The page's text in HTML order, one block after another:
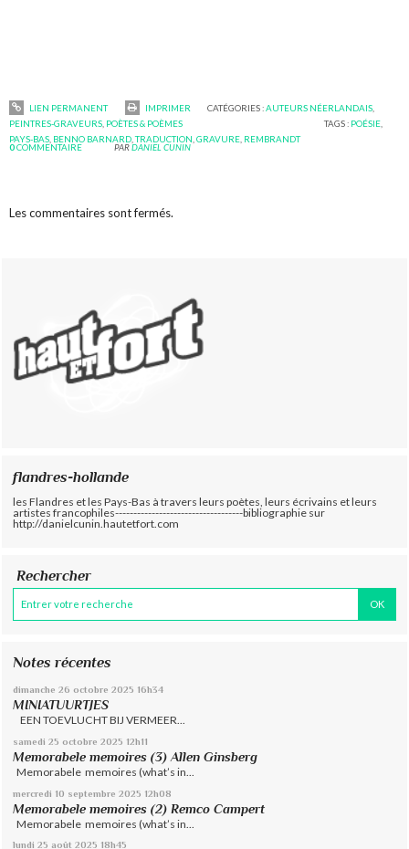
LIEN PERMANENT IMPRIMER CATÉGORIES :AUTEURS NÉERLANDAIS
PEINTRES-GRAVEURS POÈTES & POÈMES TAGS : POÉSIE,
PAYS-BAS BENNO BARNARD ,TRADUCTION ,GRAVURE REMBRANDT
0COMMENTAIRE PARDANIEL CUNIN
Les commentaires sont fermés.
flandres-hollande
les Flandres et les Pays-Bas à travers leurs poètes, leurs écrivains et leurs
artistes francophiles-----------------------------------bibliographie sur
http://danielcunin.hautetfort.com
Rechercher
Notes récentes
dimanche 26 octobre 2025 16h34
MINIATUURTJES
EEN TOEVLUCHT BIJ VERMEER...
samedi 25 octobre 2025 12h11
Memorabele memoires (3) Allen Ginsberg
Memorabele memoires (what’s in...
mercredi 10 septembre 2025 12h08
Memorabele memoires (2) Remco Campert
Memorabele memoires (what’s in...
lundi 25 août 2025 18h45